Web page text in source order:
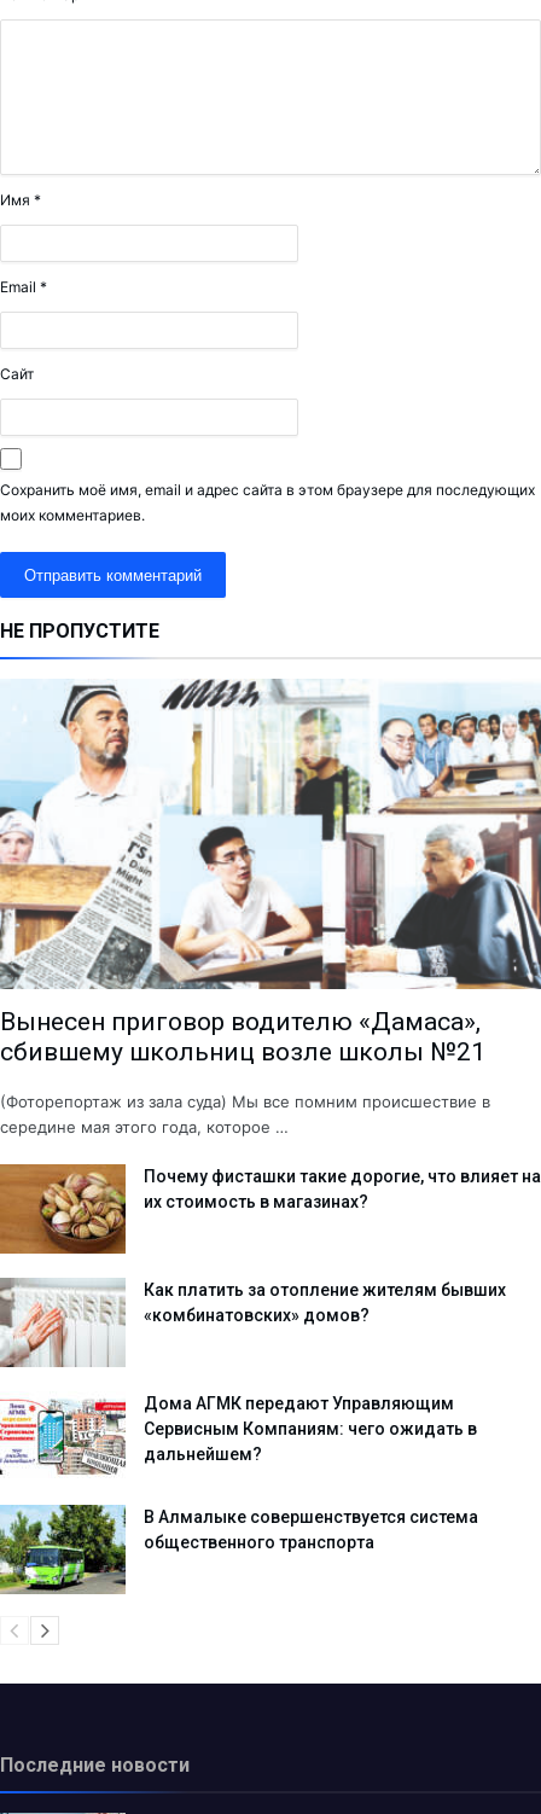
Имя *
Email *
Сайт
Сохранить моё имя, email и адрес сайта в этом браузере для последующих
моих комментариев.
НЕ ПРОПУСТИТЕ
Вынесен приговор водителю «Дамаса»,
сбившему школьниц возле школы №21
(Фоторепортаж из зала суда) Мы все помним происшествие в
середине мая этого года, которое …
Почему фисташки такие дорогие, что влияет на
их стоимость в магазинах?
Как платить за отопление жителям бывших
«комбинатовских» домов?
Дома АГМК передают Управляющим
Сервисным Компаниям: чего ожидать в
дальнейшем?
В Алмалыке совершенствуется система
общественного транспорта
Последние новости